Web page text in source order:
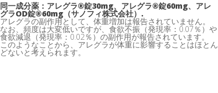
同一成分薬：アレグラ®錠30mg、アレグラ®錠60mg、アレ
グラOD錠®60mg（サノフィ株式会社）.
アレグラの副作用として、体重増加は報告されていません。
なお、頻度は大変低いですが、食欲不振（発現率：0.07％）や
食欲減退（発現率：0.02％）の副作用が報告されています。
このようなことから、アレグラが体重に影響することはほとん
どないと考えられます。